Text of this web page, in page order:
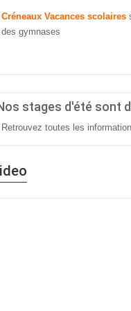
Créneaux Vacances scolaires
des gymnases
stages d'été sont
Retrouvez toutes les